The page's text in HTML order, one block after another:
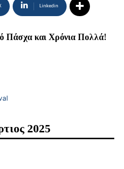
Linkedin
και Χρόνια Πολλά!
2025